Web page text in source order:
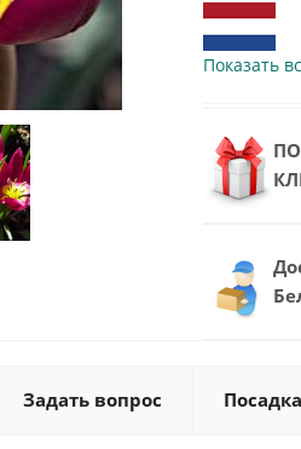
Показать
Задать вопрос